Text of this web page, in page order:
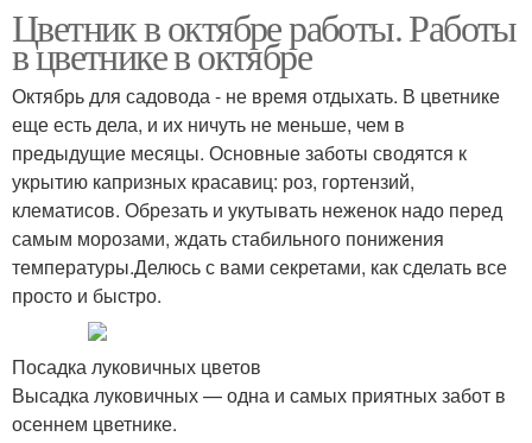
Цветник в октябре работы. Работы
в цветнике в октябре
Октябрь для садовода - не время отдыхать. В цветнике
еще есть дела, и их ничуть не меньше, чем в
предыдущие месяцы. Основные заботы сводятся к
укрытию капризных красавиц: роз, гортензий,
клематисов. Обрезать и укутывать неженок надо перед
самым морозами, ждать стабильного понижения
температуры.Делюсь с вами секретами, как сделать все
просто и быстро.
Посадка луковичных цветов
Высадка луковичных — одна и самых приятных забот в
осеннем цветнике.